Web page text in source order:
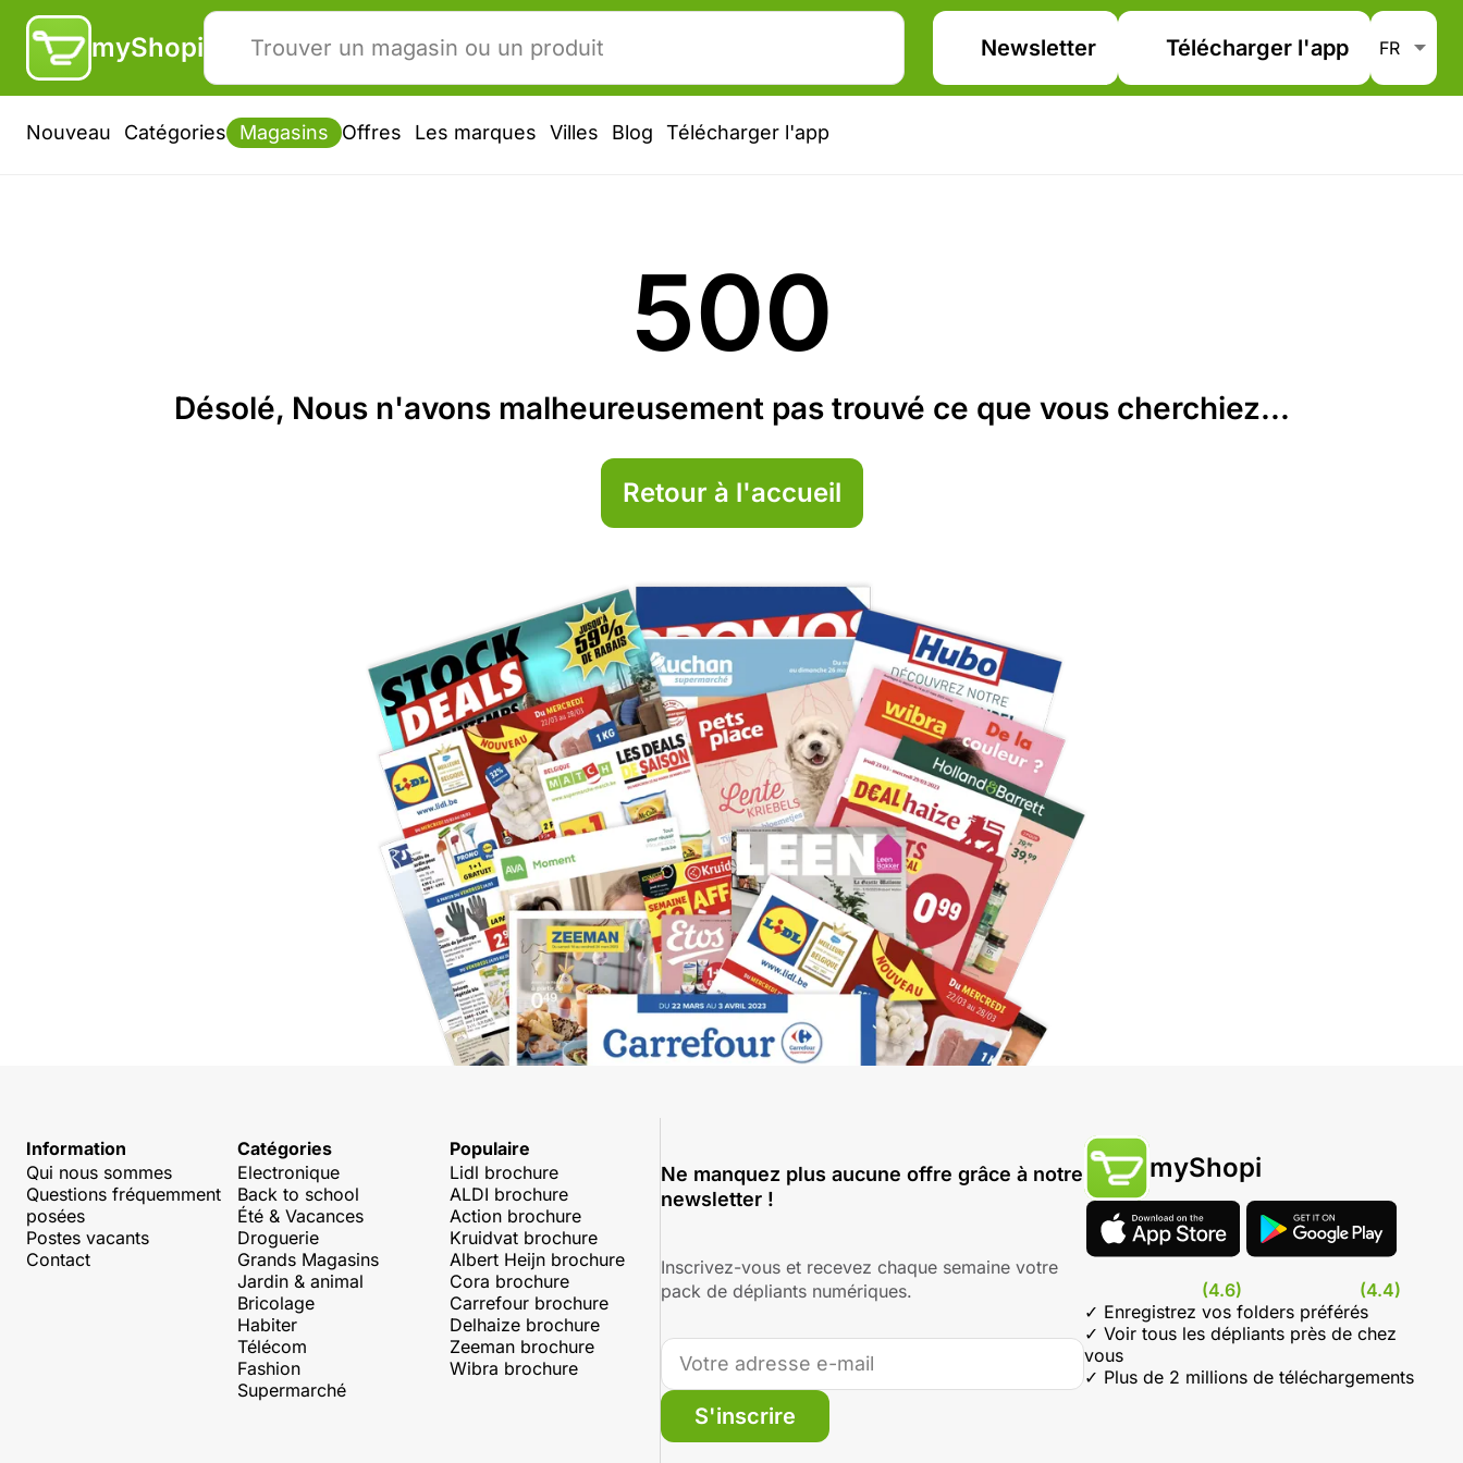
myShopi Newsletter Télécharger l'app
Nouveau Catégories Magasins Offres Les marques Villes Blog Télécharger l'app
500
Désolé, Nous n'avons malheureusement pas trouvé ce que vous cherchiez...
Retour à l'accueil
Information
Qui nous sommes
Questions fréquemment
posées
Postes vacants
Contact
Catégories
Electronique
Back to school
Été & Vacances
Droguerie
Grands Magasins
Jardin & animal
Bricolage
Habiter
Télécom
Fashion
Supermarché
Populaire
Lidl brochure
ALDI brochure
Action brochure
Kruidvat brochure
Albert Heijn brochure
Cora brochure
Carrefour brochure
Delhaize brochure
Zeeman brochure
Wibra brochure
Ne manquez plus aucune offre grâce à notre
newsletter !
Inscrivez-vous et recevez chaque semaine votre
pack de dépliants numériques.
S'inscrire
myShopi
(4.6)
(4.4)
✓ Enregistrez vos folders préférés
✓ Voir tous les dépliants près de chez
vous
✓ Plus de 2 millions de téléchargements